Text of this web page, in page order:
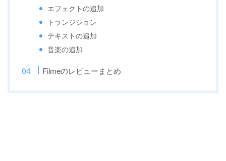
エフェクトの追加
トランジション
テキストの追加
音楽の追加
Filmeのレビューまとめ